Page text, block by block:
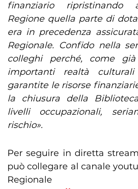
finanziario
Regione quella parte di
era in precedenza
Regionale. Confido nella
colleghi perché, come
importanti realtà culturali
garantite le risorse
la chiusura della
livelli occupazionali,
rischio».
Per seguire in diretta
può collegare al canale
Regionale